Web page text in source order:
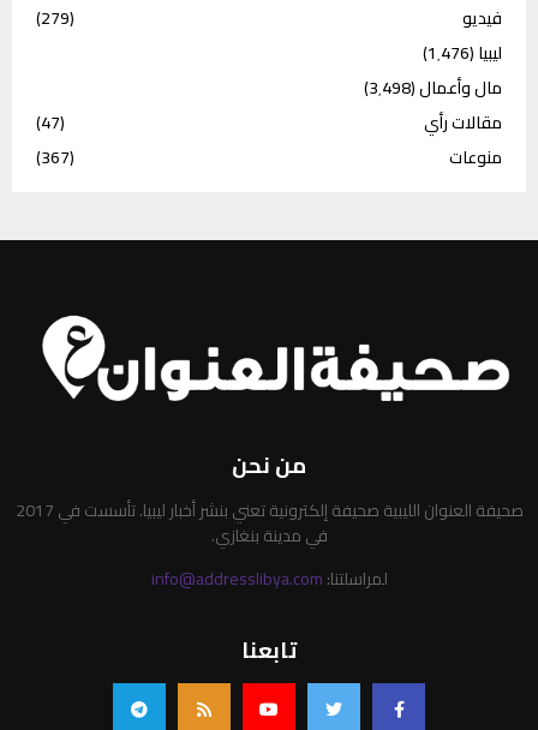
فيديو
(279)
ليبيا(1٬476)
مال وأعمال(3٬498)
مقالات رأي
(47)
منوعات
(367)
من نحن
صحيفة العنوان الليبية صحيفة إلكترونية تعني بنشر أخبار ليبيا. تأسست في 2017
في مدينة بنغازي.
لمراسلتنا:info@addresslibya.com
تابعنا